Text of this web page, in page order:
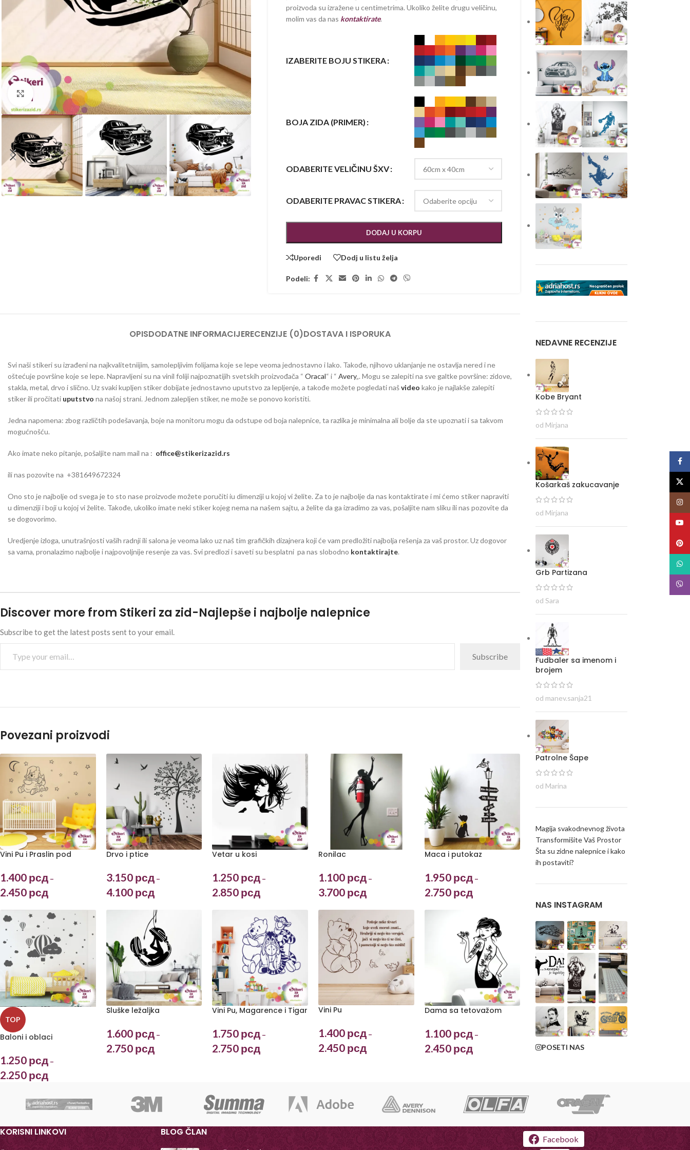
Kliknite za uvećanje
proizvoda su izražene u centimetrima. Ukoliko želite drugu veličinu,
molim vas da nas kontaktirate.
IZABERITE BOJU STIKERA
BOJA ZIDA (PRIMER)
ODABERITE VELIČINU ŠXV
ODABERITE PRAVAC STIKERA
DODAJ U KORPU
Uporedi Dodj u listu želja
Podeli:
OPISDODATNE INFORMACIJERECENZIJE (0)DOSTAVA I ISPORUKA
Svi naši stikeri su izrađeni na najkvalitetniijim, samolepljivim folijama koje se lepe veoma jednostavno i lako. Takođe, njihovo uklanjanje ne ostavlja nered i ne
oštećuje površine koje se lepe. Napravljeni su na vinil foliji najpoznatijih svetskih proizvođača “ Oracal“ i “ Avery„. Mogu se zalepiti na sve galtke površine: zidove,
stakla, metal, drvo i slično. Uz svaki kupljen stiker dobijate jednostavno uputstvo za lepljenje, a takođe možete pogledati našvideo kako je najlakše zalepiti
stiker ili pročitati uputstvo na našoj strani. Jednom zalepljen stiker, ne može se ponovo koristiti.
Jedna napomena: zbog različtih podešavanja, boje na monitoru mogu da odstupe od boja nalepnice, ta razlika je minimalna ali bolje da ste upoznati i sa takvom
mogućnošću.
Ako imate neko pitanje, pošaljite nam mail na : office@stikerizazid.rs
ili nas pozovite na +381649672324
Ono sto je najbolje od svega je to sto nase proizvode možete poručiti iu dimenziji u kojoj vi želite. Za to je najbolje da nas kontaktirate i mi ćemo stiker napraviti
u dimenziji i boji u kojoj vi želite. Takođe, ukoliko imate neki stiker kojeg nema na našem sajtu, a želite da ga izradimo za vas, pošaljite nam sliku ili nas pozovite da
se dogovorimo.
Uredjenje izloga, unutrašnjosti vaših radnji ili salona je veoma lako uz naš tim grafičkih dizajnera koji će vam predložiti najbolja rešenja za vaš prostor. Uz dogovor
sa vama, pronalazimo najbolje i najpovoljnije resenje za vas. Svi predlozi i saveti su besplatni pa nas slobodno kontaktirajte.
Discover more from Stikeri za zid-Najlepše i najbolje nalepnice
Subscribe to get the latest posts sent to your email.
Subscribe
Povezani proizvodi
Vini Pu i Praslin pod
1.400 рсд –
2.450 рсд
Drvo i ptice
3.150 рсд –
4.100 рсд
Vetar u kosi
1.250 рсд –
2.850 рсд
Ronilac
1.100 рсд –
3.700 рсд
Maca i putokaz
1.950 рсд –
2.750 рсд
TOP
Baloni i oblaci
1.250 рсд –
2.250 рсд
Sluške ležaljka
1.600 рсд –
2.750 рсд
Vini Pu, Magarence i Tigar
1.750 рсд –
2.750 рсд
Vini Pu
1.400 рсд –
2.450 рсд
Dama sa tetovažom
1.100 рсд –
2.450 рсд
NEDAVNE RECENZIJE
Kobe Bryant
od Mirjana
Košarkaš zakucavanje
od Mirjana
Grb Partizana
od Sara
Fudbaler sa imenom i
brojem
od manev.sanja21
Patrolne Šape
od Marina
Magija svakodnevnog života
Transformišite Vaš Prostor
Šta su zidne nalepnice i kako
ih postaviti?
NAS INSTAGRAM
POSETI NAS
KORISNI LINKOVI BLOG ČLAN
Facebook
Viber